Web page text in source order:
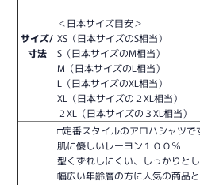
サイズ/
寸法
＜日本サイズ目安＞
XS（日本サイズのS相当）
S（日本サイズのM相当）
M（日本サイズのL相当）
L（日本サイズのXL相当）
XL（日本サイズの２XL相当）
２XL（日本サイズの３XL相当）
□定番スタイルのアロハシャツで
肌に優しいレーヨン１００％
型くずれしにくい、しっかりとし
幅広い年齢層の方に人気の商品と